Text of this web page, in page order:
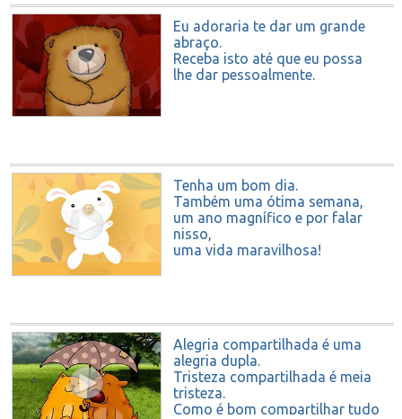
Eu adoraria te dar um grande
abraço.
Receba isto até que eu possa
lhe dar pessoalmente.
Tenha um bom dia.
Também uma ótima semana,
um ano magnífico e por falar
nisso,
uma vida maravilhosa!
Alegria compartilhada é uma
alegria dupla.
Tristeza compartilhada é meia
tristeza.
Como é bom compartilhar tudo